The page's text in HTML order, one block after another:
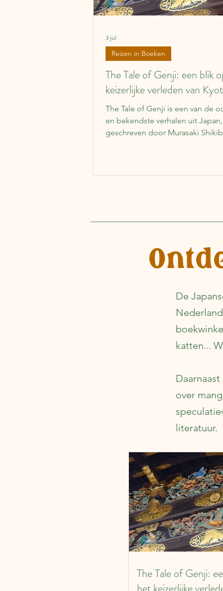
The Tale of Genji: een blik
keizerlijke verleden van
The Tale of Genji is een van de
en bekendste verhalen uit Japan,
geschreven door Murasaki
boek voor iedereen
Reizen in Boeken
3 jul
De
katten...
over
literatuur.
The Tale of Genji: